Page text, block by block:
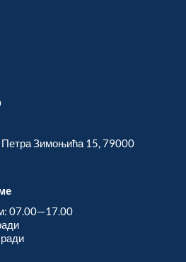
Зимоњића 15, 79000
07.00—17.00